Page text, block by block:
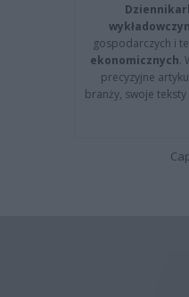
gospodarczych i
ekonomicznych.
precyzyjne
branży, swoje